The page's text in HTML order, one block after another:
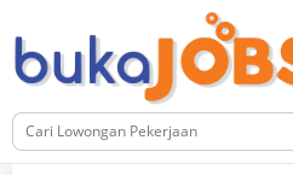
ke
konten